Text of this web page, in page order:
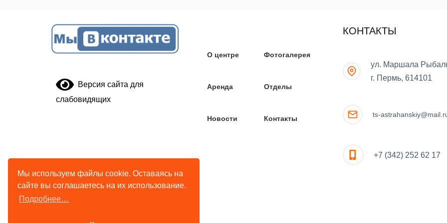
Версия сайта для
слабовидящих
О центре Фотогалерея
Аренда Отделы
Новости Контакты
КОНТАКТЫ
ул. Маршала
г. Пермь, 614101
ts-
+7 (342) 252 62 17
Мы используем файлы cookie. Оставаясь на
сайте вы соглашаетесь на их использование.
Подробнее…